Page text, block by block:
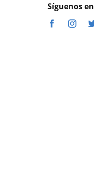
Síguenos en